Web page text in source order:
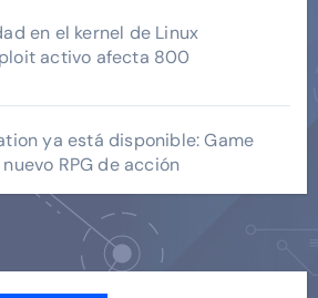
en el kernel de Linux
activo afecta 800
ya está disponible: Game
RPG de acción